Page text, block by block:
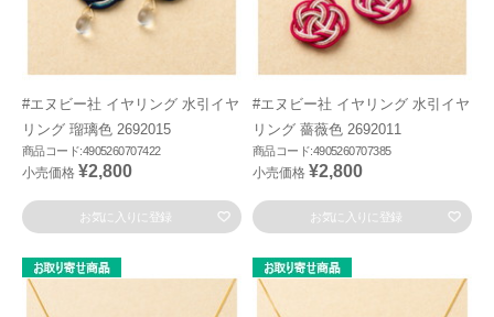
#エヌビー社 イヤリング 水引イヤ
リング 瑠璃色 2692015
商品コード:4905260707422
小売価格 ¥2,800
お気に入りに登録
#エヌビー社 イヤリング 水引イヤ
リング 薔薇色 2692011
商品コード:4905260707385
小売価格 ¥2,800
お気に入りに登録